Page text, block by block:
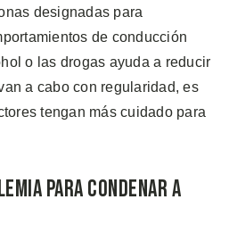
designadas para
de conducción
o las drogas ayuda a reducir
a cabo con regularidad, es
tengan más cuidado para
para Condenar a